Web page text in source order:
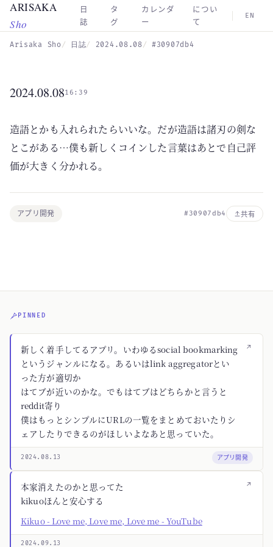
Skip to main content
ARISAKA
Sho
日
誌
タ
グ
カレンダ
ー
につい
て
EN
Arisaka Sho 日誌 2024.08.08 #30907db4
2024.08.0816:39
造語とかも入れられたらいいな。だが造語は諸刃の剣な
とこがある…僕も新しくコインした言葉はあとで自己評
価が大きく分かれる。
アプリ開発 #30907db4 共有
PINNED
↗
新しく着手してるアプリ。いわゆるsocial bookmarking
というジャンルになる。あるいはlink aggregatorとい
った方が適切か
はてブが近いのかな。でもはてブはどちらかと言うと
reddit寄り
僕はもっとシンプルにURLの一覧をまとめておいたりシ
ェアしたりできるのがほしいよなあと思っていた。
2024.08.13 アプリ開発
↗
本家消えたのかと思ってた
kikuoほんと安心する
Kikuo - Love me, Love me, Love me - YouTube
2024.09.13